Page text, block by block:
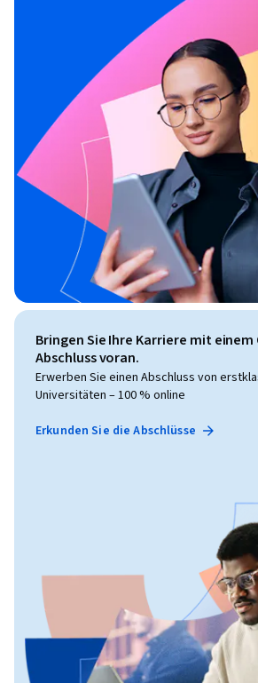
Bringen Sie Ihre Karriere mit einem
Abschluss voran.
Erwerben Sie einen Abschluss von
Universitäten – 100 % online
Erkunden Sie die Abschlüsse